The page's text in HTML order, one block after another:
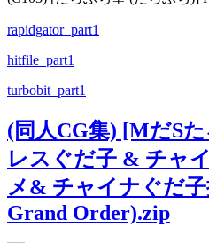
rapidgator_part1
hitfile_part1
turbobit_part1
(同人CG集) [MだS
レスぐだ子 & チャ
メ& チャイナぐだ
Grand Order).zip